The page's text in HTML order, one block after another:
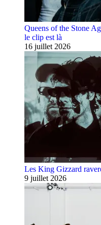
Queens of the Stone
le clip est là
16 juillet 2026
Les King Gizzard
9 juillet 2026